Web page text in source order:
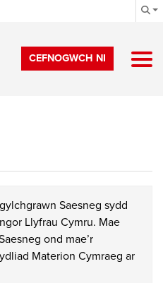
CEFNOGWCH NI
Saesneg sydd
Llyfrau Cymru. Mae
ond mae’r
Materion Cymraeg ar